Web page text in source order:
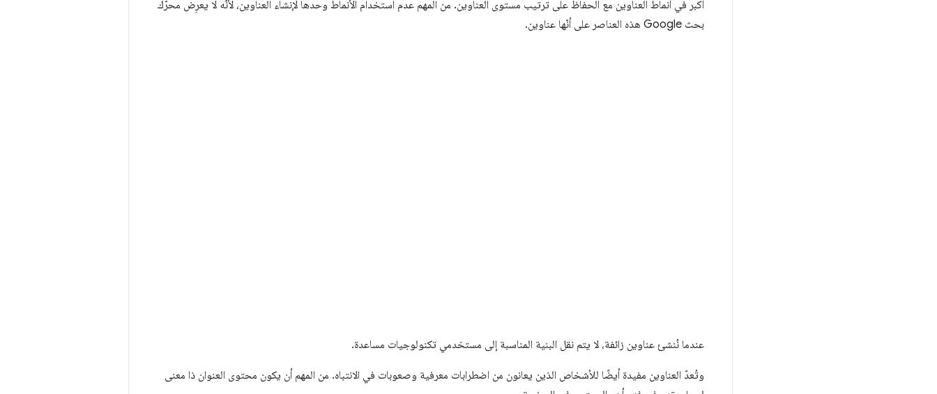
أكبر في أنماط العناوين مع الحفاظ على ترتيب مستوى العناوين. من المهم عدم استخدام الأنماط وحدها لإنشاء العناوين، لأنّه لا يعرِض محرّك
بحث Google هذه العناصر على أنّها عناوين.
عندما نُنشئ عناوين زائفة، لا يتم نقل البنية المناسبة إلى مستخدمي تكنولوجيات مساعدة.
وتُعدّ العناوين مفيدة أيضًا للأشخاص الذين يعانون من اضطرابات معرفية وصعوبات في الانتباه. من المهم أن يكون محتوى العنوان ذا معنى